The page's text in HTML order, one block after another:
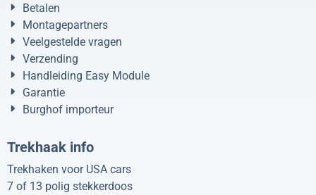
Betalen
Montagepartners
Veelgestelde vragen
Verzending
Handleiding Easy Module
Garantie
Burghof importeur
Trekhaak info
Trekhaken voor USA cars
7 of 13 polig stekkerdoos